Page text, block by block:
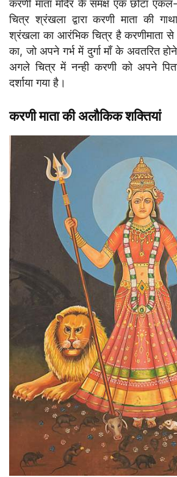
करणी माता मंदिर के समक्ष एक छोटा
चित्र श्रंखला द्वारा करणी माता की
श्रंखला का आरंभिक चित्र है करणीमाता से
का, जो अपने गर्भ में दुर्गा माँ के अवतरित
अगले चित्र में नन्ही करणी को अपने
दर्शाया गया है।
करणी माता की अलौकिक शक्तियां